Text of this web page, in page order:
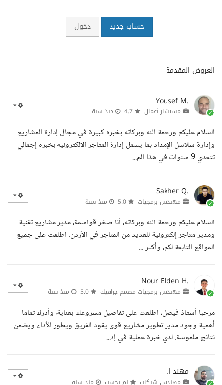
حساب جديد دخول
العروض المقدمة
Yousef M.
مستشار أعمال منذ سنة
السلام عليكم ورحمة الله وبركاته بخبره كبيرة في مجال إدارة المشاريع
وإدارة سلاسل الإمداد بما يشمل إدارة المتاجر الالكترونيه بخبره إجمالي
تتعدي 9 سنوات في هذا الم...
Sakher Q.
مهندس برمجيات منذ سنة
السلام عليكم ورحمة الله وبركاته، أنا صخر قواسمة، مدير مشاريع تقنية
ومدير متاجر إلكترونية للعديد من المتاجر في الأردن. اطلعت على جميع
المواقع التابعة لكم، وأكثر ...
Nour Elden H.
مهندس برمجيات مصمم جرافيك منذ سنة
مرحبا أستاذ فيصل، اطلعت على تفاصيل مشروعك بعناية، وأدرك تماما
أهمية وجود مدير تطوير مشاريع قوي يقود الفريق ويطور الأداء ويضمن
نتائج ملموسة. لدي خبرة عملية في إد...
مهند ا.
مهندس شبكات لم يحسب منذ سنة